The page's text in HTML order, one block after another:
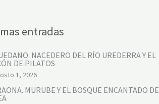
entradas
NACEDERO DEL RÍO UREDERRA Y EL
DE PILATOS
1, 2026
MURUBE Y EL BOSQUE ENCANTADO DE